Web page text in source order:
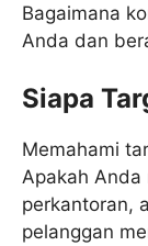
Bagaimana
Anda dan
Siapa
Memahami
Apakah
perkantoran,
pelanggan